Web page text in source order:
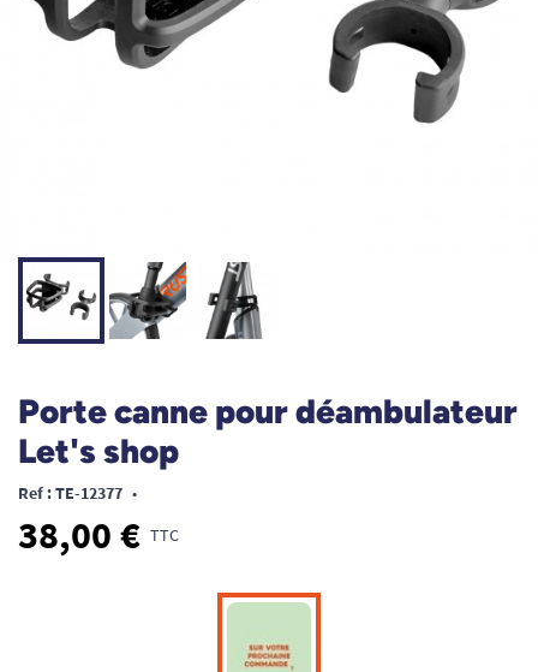
Porte canne pour déambulateur
Let's shop
Ref : TE-12377 •
38,00 € TTC